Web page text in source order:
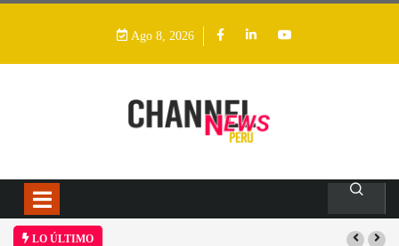
Ago 8, 2026
LO ÚLTIMO